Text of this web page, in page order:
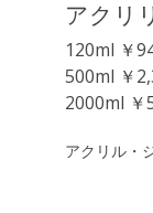
アクリ
120ml ￥
500ml ￥
2000ml ￥
アクリル・